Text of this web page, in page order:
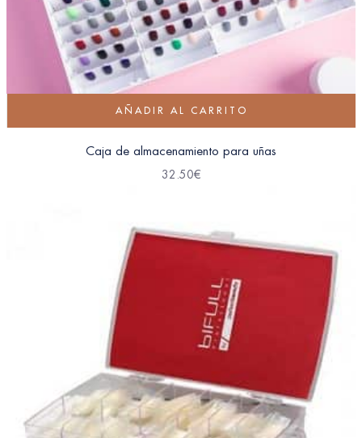
AÑADIR AL CARRITO
Caja de almacenamiento para uñas
32.50€